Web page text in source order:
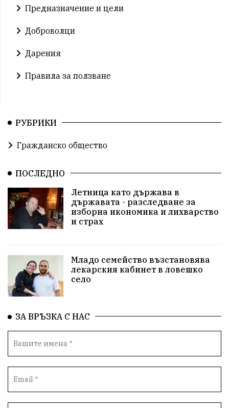
Предназначение и цели
Доброволци
Дарения
Правила за ползване
РУБРИКИ
Гражданско общество
ПОСЛЕДНО
Летница като държава в
държавата - разследване за
изборна икономика и лихварство
и страх
Младо семейство възстановява
лекарския кабинет в ловешко
село
ЗА ВРЪЗКА С НАС